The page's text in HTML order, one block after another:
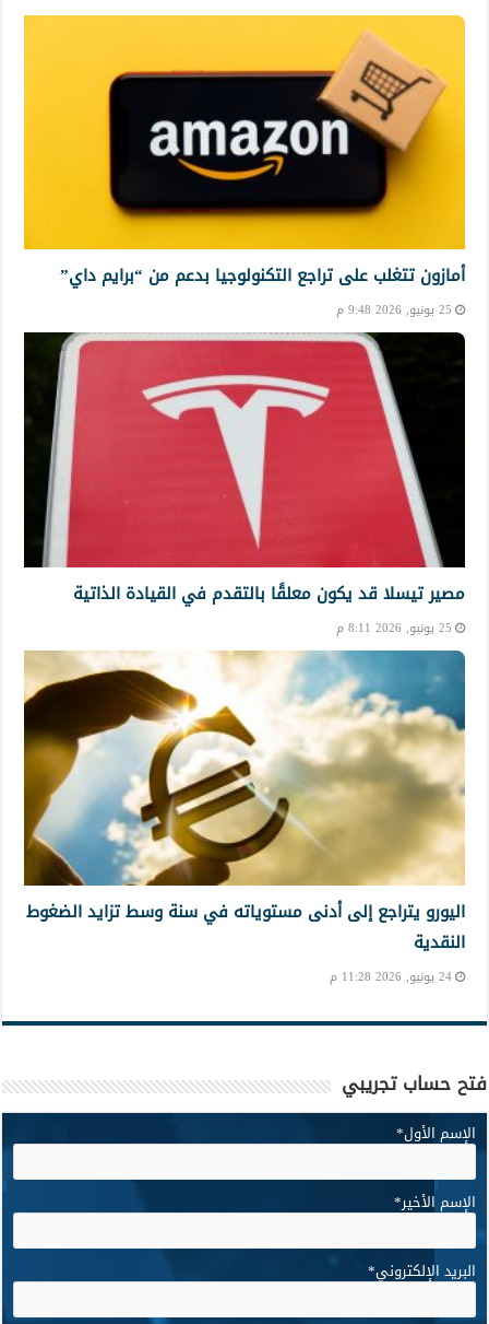
أمازون تتغلب على تراجع التكنولوجيا بدعم من “برايم داي”
25 يونيو, 2026 9:48 م
مصير تيسلا قد يكون معلقًا بالتقدم في القيادة الذاتية
25 يونيو, 2026 8:11 م
اليورو يتراجع إلى أدنى مستوياته في سنة وسط تزايد الضغوط
النقدية
24 يونيو, 2026 11:28 م
فتح حساب تجريبي
الإسم الأول*
الإسم الأخير*
البريد الإلكتروني*